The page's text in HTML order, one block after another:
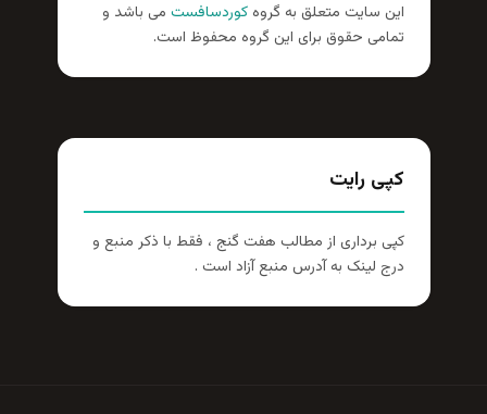
این سایت متعلق به گروهکوردسافست می باشد و
تمامی حقوق برای این گروه محفوظ است.
کپی رایت
کپی برداری از مطالب هفت گنج ، فقط با ذکر منبع و
درج لینک به آدرس منبع آزاد است .